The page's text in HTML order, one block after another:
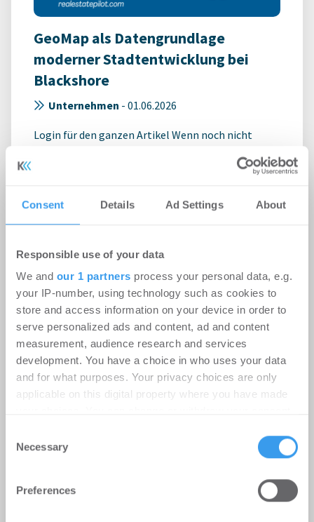
Consent Details Ad Settings About
Responsible use of your data
We and our 1 partners process your personal data, e.g.
your IP-number, using technology such as cookies to
store and access information on your device in order to
serve personalized ads and content, ad and content
measurement, audience research and services
development. You have a choice in who uses your data
and for what purposes. Your privacy choices are only
applicable on this digital property where you have made
the Privacy trigger icon.
Find out more about how your personal data is processed
and set your preferences in the
Selection
Necessary
Preferences
GeoMap als Datengrundlage
moderner Stadtentwicklung bei
Blackshore
Unternehmen - 01.06.2026
Login für den ganzen Artikel Wenn noch nicht
kostenlosen Account, um auf die neusten ...
Angebotspreise für Immobilien in